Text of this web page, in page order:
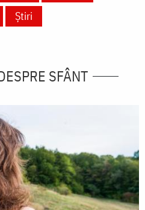
Știri
SFÂNT